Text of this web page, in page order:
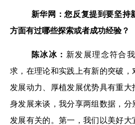
新华网：您反复提到要坚持
方面有过哪些探索或者成功经验？
陈冰冰： 新发展理念符合
求，在理论和实践上有新的突破，
发展动力、厚植发展优势具有重大
身发展来谈，我分享两组数据，
发展有关的。第一，我们以美好